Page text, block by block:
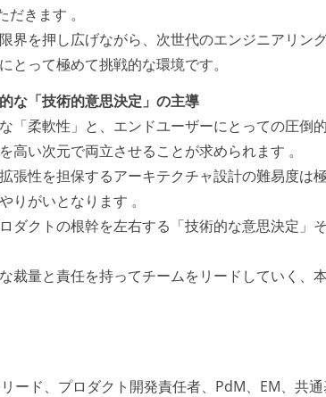
きます 。
界を押し広げながら、次世代のエンジニアリン
って極めて挑戦的な環境です。
な「技術的意思決定」の主導
「柔軟性」と、エンドユーザーにとっての圧倒
高い次元で両立させることが求められます 。
張性を担保するアーキテクチャ設計の難易度は
がいとなります 。
ダクトの根幹を左右する「技術的な意思決定」
裁量と責任を持ってチームをリードしていく、
ード、プロダクト開発責任者、PdM、EM、共